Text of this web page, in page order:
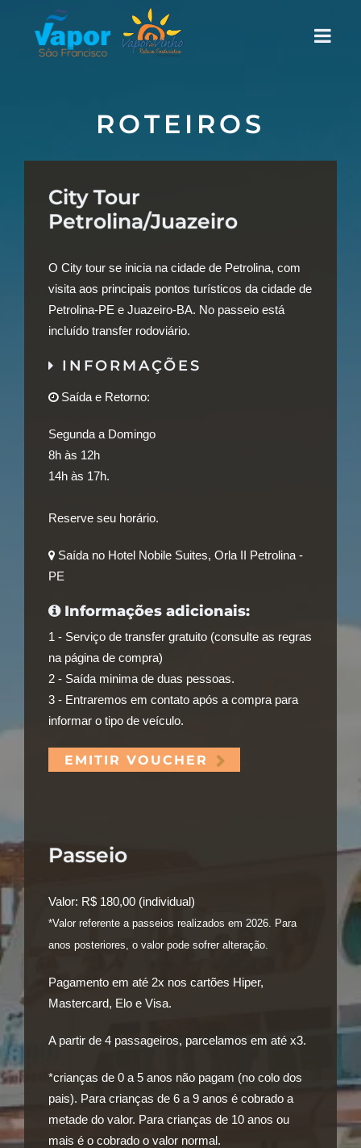
ROTEIROS
City Tour
Petrolina/Juazeiro
O City tour se inicia na cidade de Petrolina, com
visita aos principais pontos turísticos da cidade de
Petrolina-PE e Juazeiro-BA. No passeio está
incluído transfer rodoviário.
INFORMAÇÕES
Saída e Retorno:
Segunda a Domingo
8h às 12h
14h às 17h.
Reserve seu horário.
Saída no Hotel Nobile Suites, Orla II Petrolina -
PE
Informações adicionais:
1 - Serviço de transfer gratuito (consulte as regras
na página de compra)
2 - Saída minima de duas pessoas.
3 - Entraremos em contato após a compra para
informar o tipo de veículo.
EMITIR VOUCHER
Passeio
Valor: R$ 180,00 (individual)
*Valor referente a passeios realizados em 2026. Para
anos posteriores, o valor pode sofrer alteração.
Pagamento em até 2x nos cartões Hiper,
Mastercard, Elo e Visa.
A partir de 4 passageiros, parcelamos em até x3.
*crianças de 0 a 5 anos não pagam (no colo dos
pais). Para crianças de 6 a 9 anos é cobrado a
metade do valor. Para crianças de 10 anos ou
mais é o cobrado o valor normal.